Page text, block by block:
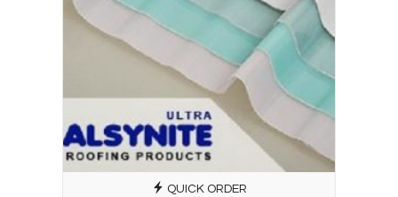
QUICK ORDER